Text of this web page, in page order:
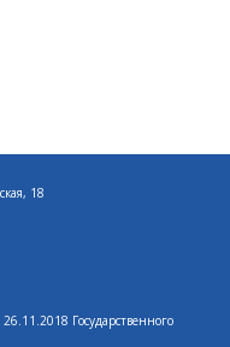
18
Государственного